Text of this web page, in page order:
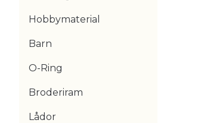
Hobbymaterial
Barn
O-Ring
Broderiram
Lådor